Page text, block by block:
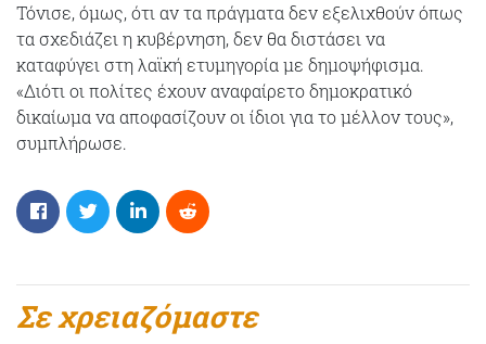
Τόνισε, όμως, ότι αν τα πράγματα δεν εξελιχθούν όπως
τα σχεδιάζει η κυβέρνηση, δεν θα διστάσει να
καταφύγει στη λαϊκή ετυμηγορία με δημοψήφισμα.
«Διότι οι πολίτες έχουν αναφαίρετο δημοκρατικό
δικαίωμα να αποφασίζουν οι ίδιοι για το μέλλον τους»,
συμπλήρωσε.
Σε χρειαζόμαστε